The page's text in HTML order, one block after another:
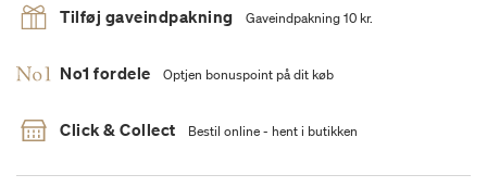
Tilføj gaveindpakning Gaveindpakning 10 kr.
No1 fordele Optjen bonuspoint på dit køb
Click & Collect Bestil online - hent i butikken